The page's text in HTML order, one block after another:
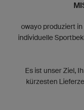
owayo produziert
individuelle
Es ist unser Ziel,
kürzesten